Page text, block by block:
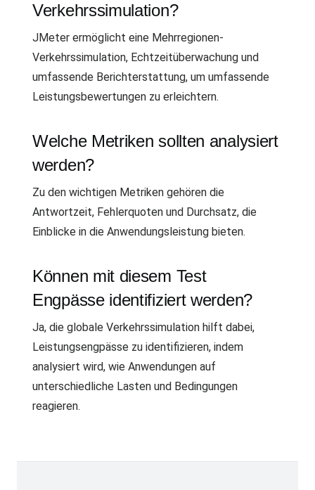
Verkehrssimulation?
JMeter ermöglicht eine Mehrregionen-
Verkehrssimulation, Echtzeitüberwachung und
umfassende Berichterstattung, um umfassende
Leistungsbewertungen zu erleichtern.
Welche Metriken sollten analysiert
werden?
Zu den wichtigen Metriken gehören die
Antwortzeit, Fehlerquoten und Durchsatz, die
Einblicke in die Anwendungsleistung bieten.
Können mit diesem Test
Engpässe identifiziert werden?
Ja, die globale Verkehrssimulation hilft dabei,
Leistungsengpässe zu identifizieren, indem
analysiert wird, wie Anwendungen auf
unterschiedliche Lasten und Bedingungen
reagieren.